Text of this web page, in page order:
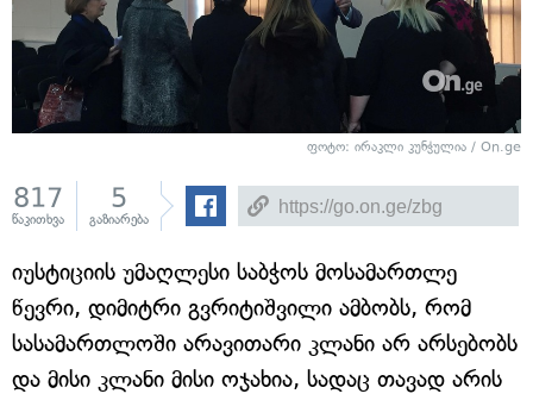
ფოტო: ირაკლი კუნჭულია / On.ge
817
წაკითხვა
5
გაზიარება
იუსტიციის უმაღლესი საბჭოს მოსამართლე
წევრი, დიმიტრი გვრიტიშვილი ამბობს, რომ
სასამართლოში არავითარი კლანი არ არსებობს
და მისი კლანი მისი ოჯახია, სადაც თავად არის